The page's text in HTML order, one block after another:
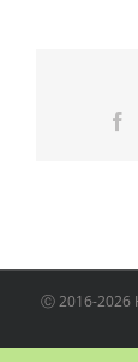
Ⓒ 2016-2026